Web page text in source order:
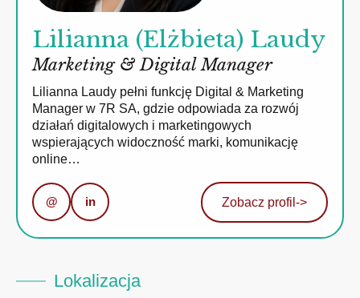
Lilianna (Elżbieta) Laudy
Marketing & Digital Manager
Lilianna Laudy pełni funkcję Digital & Marketing
Manager w 7R SA, gdzie odpowiada za rozwój
działań digitalowych i marketingowych
wspierających widoczność marki, komunikację
online…
@ in Zobacz profil ->
Lokalizacja